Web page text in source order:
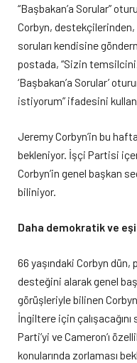
“Başbakan’a Sorular”
Corbyn, destekçilerinden,
soruları kendisine
postada, “Sizin
‘Başbakan’a Sorular’
istiyorum” ifadesini
Jeremy Corbyn’in bu
bekleniyor. İşçi Partisi
Corbyn’in genel başkan
biliniyor.
Daha demokratik ve
66 yaşındaki Corbyn
desteğini alarak genel
görüşleriyle bilinen
İngiltere için
Parti’yi ve Cameron’ı
konularında zorlaması